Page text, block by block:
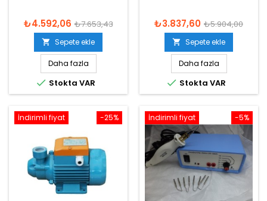
₺4.592,06 ₺7.653,43
 Sepete ekle
Daha fazla
 Stokta VAR
₺3.837,60 ₺5.904,00
 Sepete ekle
Daha fazla
 Stokta VAR
-25%
İndirimli fiyat -5%
İndirimli fiyat